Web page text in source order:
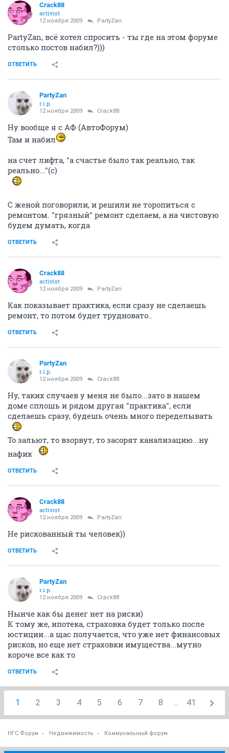
Crack88
activist
12 ноября 2009 PartyZan
PartyZan, всё хотел спросить - ты где на этом форуме
столько постов набил?)))
ОТВЕТИТЬ
PartyZan
r.i.p.
12 ноября 2009 Crack88
Ну вообще я с АФ (АвтоФорум)
Там и набил
на счет лифта, "а счастье было так реально, так
реально..."(с)
С женой поговорили, и решили не торопиться с
ремонтом. "грязный" ремонт сделаем, а на чистовую
будем думать, когда
ОТВЕТИТЬ
Crack88
activist
12 ноября 2009 PartyZan
Как показывает практика, если сразу не сделаешь
ремонт, то потом будет трудновато..
ОТВЕТИТЬ
PartyZan
r.i.p.
12 ноября 2009 Crack88
Ну, таких случаев у меня не было...зато в нашем
доме сплошь и рядом другая "практика", если
сделаешь сразу, будешь очень много переделывать
То зальют, то взорвут, то засорят канализацию...ну
нафик
ОТВЕТИТЬ
Crack88
activist
12 ноября 2009 PartyZan
Не рискованный ты человек))
ОТВЕТИТЬ
PartyZan
r.i.p.
12 ноября 2009 Crack88
Нынче как бы денег нет на риски)
К тому же, ипотека, страховка будет только после
юстиции...а щас получается, что уже нет финансовых
рисков, но еще нет страховки имущества...мутно
короче все как то
ОТВЕТИТЬ
1 2 3 4 5 6 7 8 ... 41
НГС.Форум Недвижимость Коммунальный форум